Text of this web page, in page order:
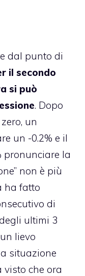
dal punto di
il secondo
si può
. Dopo
un
un -0.2% e il
pronunciare la
non è più
ha fatto
di
ultimi 3
lievo
situazione
visto che ora